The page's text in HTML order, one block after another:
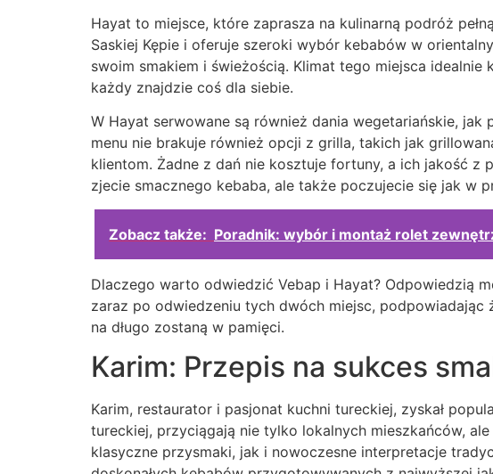
Hayat to miejsce, które zaprasza na kulinarną podróż
Saskiej Kępie i oferuje szeroki wybór kebabów w
swoim smakiem i świeżością. Klimat tego miejsca
każdy znajdzie coś dla siebie.
W Hayat serwowane są również dania wegetariańskie, jak
menu nie brakuje również opcji z grilla, takich jak
klientom. Żadne z dań nie kosztuje fortuny, a ich jakość z
zjecie smacznego kebaba, ale także poczujecie się jak w
Zobacz także: Poradnik: wybór i montaż rolet
Dlaczego warto odwiedzić Vebap i Hayat? Odpowiedzią
zaraz po odwiedzeniu tych dwóch miejsc, podpowiadając
na długo zostaną w pamięci.
Karim: Przepis na sukces
Karim, restaurator i pasjonat kuchni tureckiej, zyskał
tureckiej, przyciągają nie tylko lokalnych mieszkańców,
klasyczne przysmaki, jak i nowoczesne interpretacje